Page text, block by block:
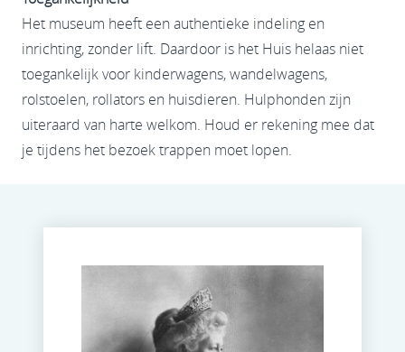
Het museum heeft een authentieke indeling en
inrichting, zonder lift. Daardoor is het Huis helaas niet
toegankelijk voor kinderwagens, wandelwagens,
rolstoelen, rollators en huisdieren. Hulphonden zijn
uiteraard van harte welkom. Houd er rekening mee dat
je tijdens het bezoek trappen moet lopen.